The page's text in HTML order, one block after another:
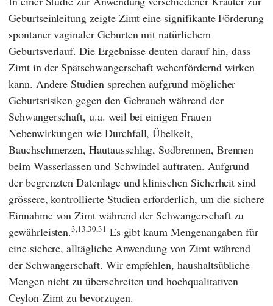
Geburtseinleitung zeigte Zimt eine signifikante Förderung
spontaner vaginaler Geburten mit natürlichem
Geburtsverlauf. Die Ergebnisse deuten darauf hin, dass
Zimt in der Spätschwangerschaft wehenfördernd wirken
kann. Andere Studien sprechen aufgrund möglicher
Geburtsrisiken gegen den Gebrauch während der
Schwangerschaft, u.a. weil bei einigen Frauen
Nebenwirkungen wie Durchfall, Übelkeit,
Bauchschmerzen, Hautausschlag, Sodbrennen, Brennen
beim Wasserlassen und Schwindel auftraten. Aufgrund
der begrenzten Datenlage und klinischen Sicherheit sind
grössere, kontrollierte Studien erforderlich, um die sichere
Einnahme von Zimt während der Schwangerschaft zu
gewährleisten.3,13,30,31 Es gibt kaum Mengenangaben für
eine sichere, alltägliche Anwendung von Zimt während
der Schwangerschaft. Wir empfehlen, haushaltsübliche
Mengen nicht zu überschreiten und hochqualitativen
Ceylon-Zimt zu bevorzugen.